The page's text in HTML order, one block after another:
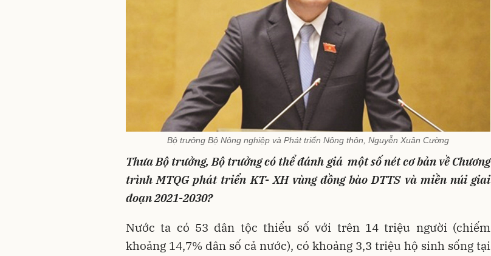
Bộ trưởng Bộ Nông nghiệp và Phát triển Nông thôn, Nguyễn Xuân Cường
Thưa Bộ trưởng, Bộ trưởng có thể đánh giá một số nét cơ bản về Chương
trình MTQG phát triển KT- XH vùng đồng bào DTTS và miền núi giai
đoạn 2021-2030?
Nước ta có 53 dân tộc thiểu số với trên 14 triệu người (chiếm
khoảng 14,7% dân số cả nước), có khoảng 3,3 triệu hộ sinh sống tại